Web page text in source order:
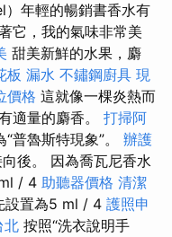
年輕的暢銷書香水有
它，我的氣味非常美
甜美新鮮的水果，麝
板 漏水 不鏽鋼廚具 現
價格 這就像一棵炎熱而
適量的麝香。 打掃阿
普魯斯特現象”。 辦護
後。 因為喬瓦尼香水
/ 4 助聽器價格 清潔
設置為5 ml / 4 護照申
北 按照“洗衣說明手